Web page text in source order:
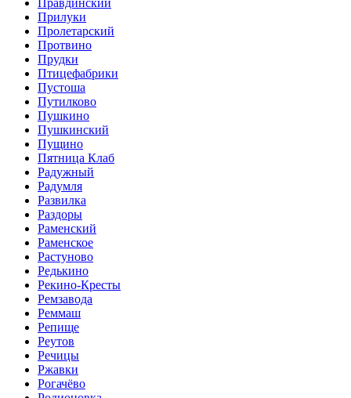
Правдинский
Прилуки
Пролетарский
Протвино
Прудки
Птицефабрики
Пустоша
Путилково
Пушкино
Пушкинский
Пущино
Пятница Клаб
Радужный
Радумля
Развилка
Раздоры
Раменский
Раменское
Растуново
Редькино
Рекино-Кресты
Ремзавода
Реммаш
Репище
Реутов
Речицы
Ржавки
Рогачёво